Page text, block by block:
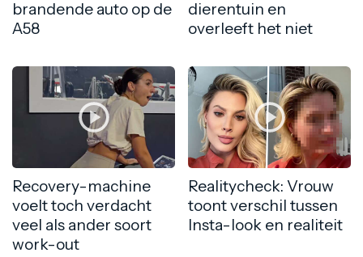
brandende auto op de
A58
dierentuin en
overleeft het niet
Recovery-machine
voelt toch verdacht
veel als ander soort
work-out
Realitycheck: Vrouw
toont verschil tussen
Insta-look en realiteit